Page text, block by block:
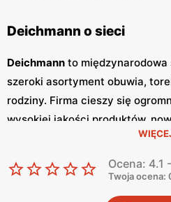
Deichmann o sieci
Deichmann to
szeroki asortyment obuwia,
rodziny. Firma cieszy się
wysokiej jakości produktów,
niskim cenom.
, które
korzystnych warunkach. Sieć
gazetki promocyjne,
Ocena: 4.1
Twoja ocena: